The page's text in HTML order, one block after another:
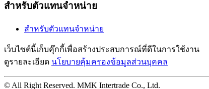
สำหรับตัวแทนจำหน่าย
สำหรับตัวแทนจำหน่าย
เว็บไซต์นี้เก็บคุ๊กกี้เพื่อสร้างประสบการณ์ที่ดีในการใช้งาน
ดูรายละเอียด นโยบายคุ้มครองข้อมูลส่วนบุคคล
© All Right Reserved. MMK Intertrade Co., Ltd.